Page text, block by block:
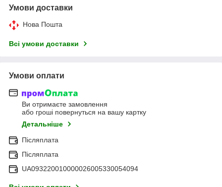
Умови доставки
Нова Пошта
Всі умови доставки
Умови оплати
Ви отримаєте замовлення
або гроші повернуться на вашу картку
Детальніше
Післяплата
Післяплата
UA093220010000026005330054094